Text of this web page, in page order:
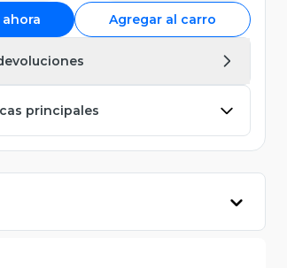
Agregar al carro
principales